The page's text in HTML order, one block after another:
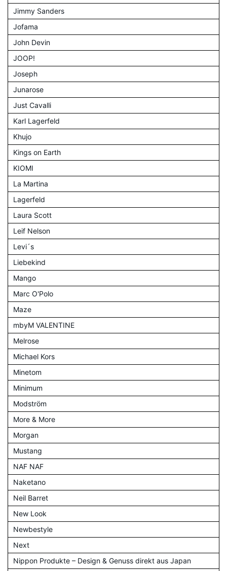
Jimmy Sanders
Jofama
John Devin
JOOP!
Joseph
Junarose
Just Cavalli
Karl Lagerfeld
Khujo
Kings on Earth
KIOMI
La Martina
Lagerfeld
Laura Scott
Leif Nelson
Levi´s
Liebekind
Mango
Marc O'Polo
Maze
mbyM VALENTINE
Melrose
Michael Kors
Minetom
Minimum
Modström
More & More
Morgan
Mustang
NAF NAF
Naketano
Neil Barret
New Look
Newbestyle
Next
Nippon Produkte – Design & Genuss direkt aus Japan